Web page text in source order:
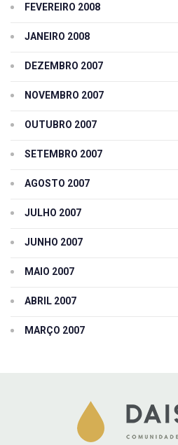
FEVEREIRO 2008
JANEIRO 2008
DEZEMBRO 2007
NOVEMBRO 2007
OUTUBRO 2007
SETEMBRO 2007
AGOSTO 2007
JULHO 2007
JUNHO 2007
MAIO 2007
ABRIL 2007
MARÇO 2007